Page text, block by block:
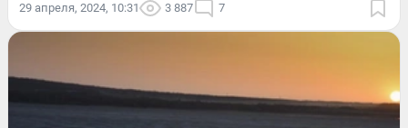
29 апреля, 2024, 10:31 3 887 7